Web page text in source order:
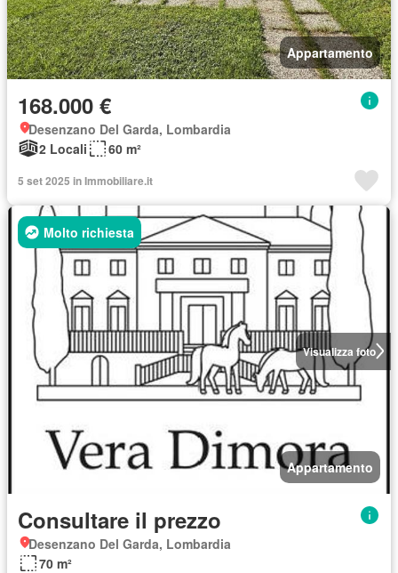
Appartamento
168.000 €
Desenzano Del Garda, Lombardia
2 Locali
60 m²
5 set 2025 in Immobiliare.it
Visualizza foto
Molto richiesta
Appartamento
Consultare il prezzo
Desenzano Del Garda, Lombardia
70 m²